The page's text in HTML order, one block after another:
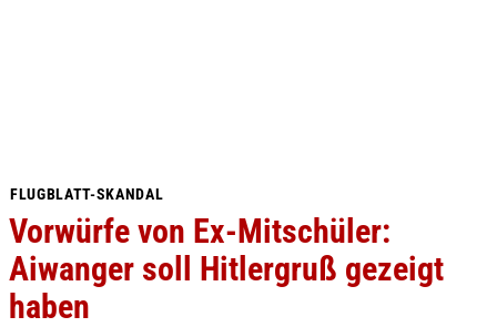
FLUGBLATT-SKANDAL
Vorwürfe von Ex-Mitschüler:
Aiwanger soll Hitlergruß gezeigt
haben